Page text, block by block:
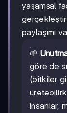
yaşamsal
paylaşımı
🌱
göre de
(bitkiler
insanlar,